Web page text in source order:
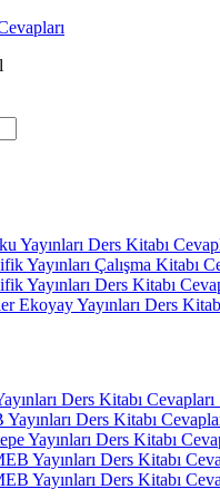
Yayınları Ders Kitabı
Yayınları Çalışma Kitabı
Yayınları Ders Kitabı
Ekoyay Yayınları Ders
Ders Kitabı
Ders Kitabı
Yayınları Ders Kitabı
Yayınları Ders Kitabı
Yayınları Ders Kitabı